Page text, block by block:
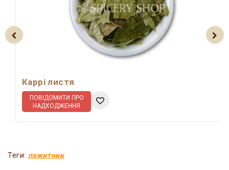
Каррі листя
ПОВІДОМИТИ ПРО
НАДХОДЖЕННЯ
Теги: пажитник